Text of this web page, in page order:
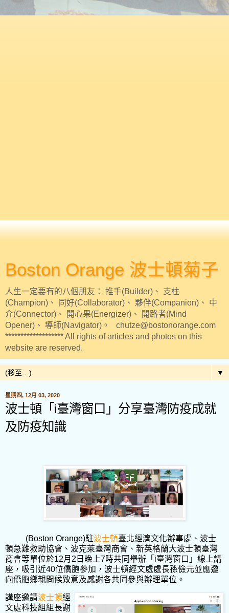
Boston Orange 波士頓菊子
人生一定要有的八個朋友： 推手(Builder)、 支柱
(Champion)、 同好(Collaborator)、 夥伴(Companion)、 中
介(Connector)、 開心果(Energizer)、 開路者(Mind
Opener)、 導師(Navigator)。 chutze@bostonorange.com
******************* All rights of articles and photos on this
website are reserved.
▼
星期四, 12月 03, 2020
波士頓「i臺灣窗口」分享臺灣防疫成就
及防疫知識
(Boston Orange)駐波士頓臺北經濟文化辦事處、波士
頓急難救助協會、波克萊臺灣商會、新英格蘭大波士頓臺灣
商會等單位於12月 2 日晚上7時共同舉辦「 i臺灣窗口」線上講
座，吸引近40位僑胞參加，波士頓經文處處長孫儉元並應邀
向僑胞鄉親問候致意及感謝各共同參與辦理單位。
講座邀請波士頓經
文處科技組組長謝